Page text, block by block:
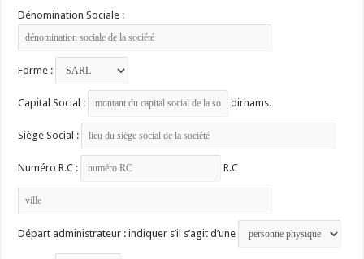
Dénomination Sociale :
Forme :
Capital Social : dirhams.
Siège Social :
Numéro R.C : R.C
Départ administrateur : indiquer s’il s’agit d’une